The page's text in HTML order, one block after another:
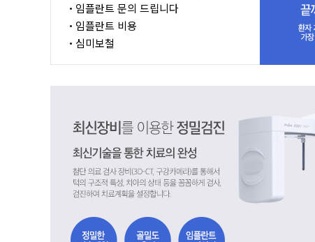
임플란트 문의 드립니다
임플란트 비용
심미보철